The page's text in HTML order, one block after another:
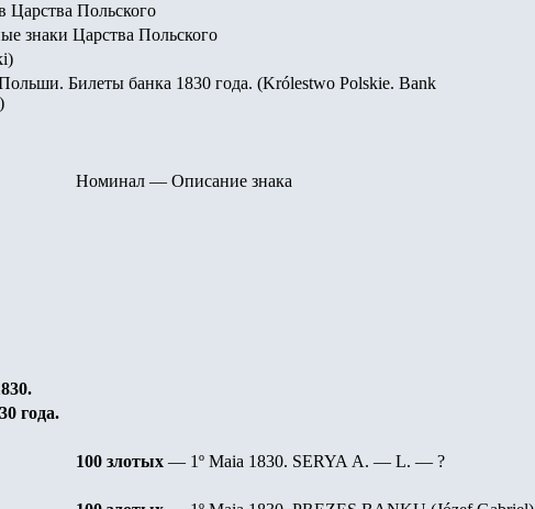
Царства Польского
знаки Царства Польского
)
Билеты банка 1830 года. (Królestwo Polskie. Bank
Номинал — Описание знака
.
года.
100 злотых — 1º Maia 1830. SERYA A. — L. — ?